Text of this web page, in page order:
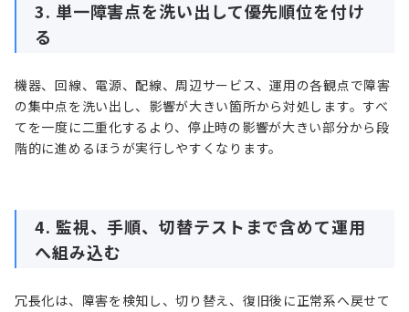
3. 単一障害点を洗い出して優先順位を付け
る
機器、回線、電源、配線、周辺サービス、運用の各観点で障害
の集中点を洗い出し、影響が大きい箇所から対処します。すべ
てを一度に二重化するより、停止時の影響が大きい部分から段
階的に進めるほうが実行しやすくなります。
4. 監視、手順、切替テストまで含めて運用
へ組み込む
冗長化は、障害を検知し、切り替え、復旧後に正常系へ戻せて